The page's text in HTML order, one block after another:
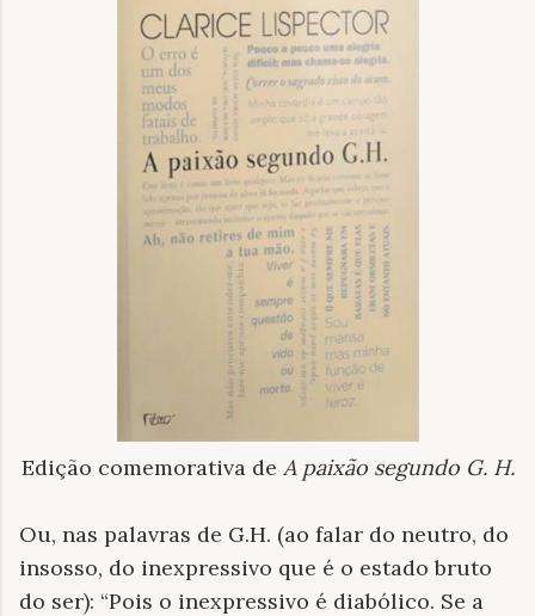
Edição comemorativa de A paixão segundo G. H.
Ou, nas palavras de G.H. (ao falar do neutro, do
insosso, do inexpressivo que é o estado bruto
do ser): “Pois o inexpressivo é diabólico. Se a